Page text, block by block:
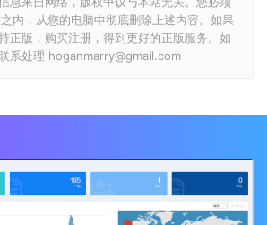
内，从您的电脑中彻底删除上述内容。如果
正版，购买注册，得到更好的正版服务。如
系处理 hoganmarry@gmail.com